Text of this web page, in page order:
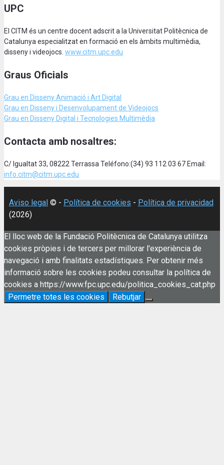
UPC
El CITM és un centre docent adscrit a la Universitat Politècnica de
Catalunya especialitzat en formació en els àmbits multimèdia,
disseny i videojocs. www.citm.upc.edu
Graus Oficials
Grau en Disseny Animació i Art Digital
Grau en Disseny i Desenvolupament de Videojocs
Grau en Disseny Digital i Tecnologies Multimèdia
Contacta amb nosaltres:
C/ Igualtat 33, 08222 Terrassa Teléfono:(34) 93 112 03 67 Email:
info.citm@citm.upc.edu
Aviso legal © - Política de cookies - Política de privacidad
(2026)
El lloc web de la Fundació Politècnica de Catalunya utilitza
cookies pròpies i de tercers per millorar l'experiència de
navegació i amb finalitats estadístiques. Per obtenir més
informació sobre les cookies podeu consultar la política de
cookies a https://www.fpc.upc.edu/politica_cookies_cat.php
Permetre totes les cookies
Rebutjar